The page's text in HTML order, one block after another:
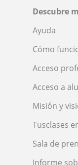
Descubre
Ayuda
Cómo
Acceso
Acceso a
Misión y
Tusclases
Sala de
Informe